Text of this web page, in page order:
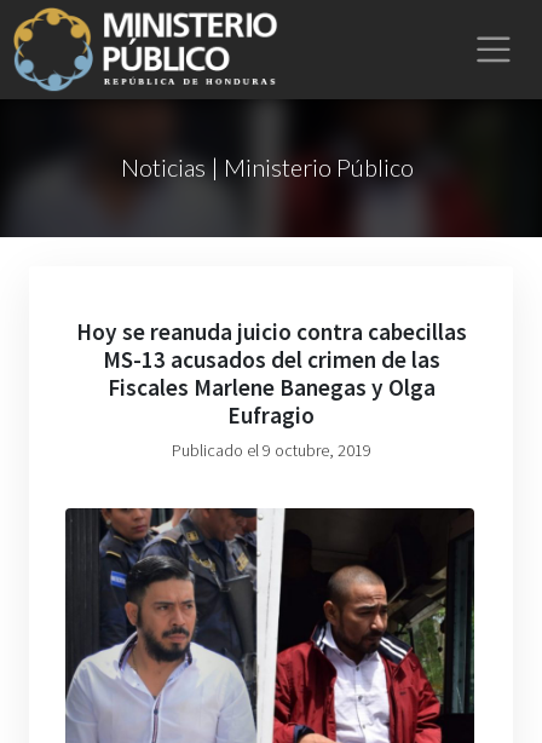
Noticias | Ministerio Público
Hoy se reanuda juicio contra cabecillas
MS-13 acusados del crimen de las
Fiscales Marlene Banegas y Olga
Eufragio
Publicado el 9 octubre, 2019